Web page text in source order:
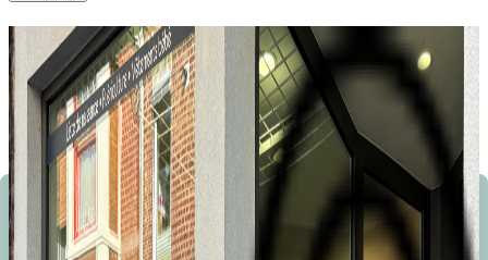
La Marionnette - Puériculture,
Vêtements, Jeux, Listes de
naissance
Bienvenue à la Marionnette !